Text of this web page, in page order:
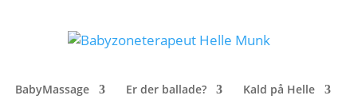
BabyMassage Er der ballade? Kald på Helle